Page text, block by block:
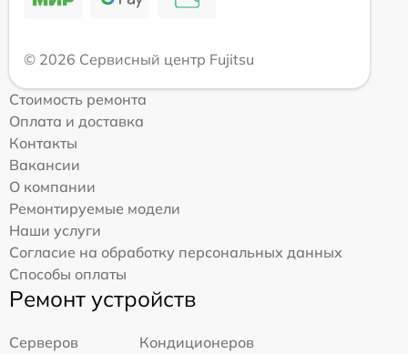
© 2026 Сервисный центр Fujitsu
Стоимость ремонта
Оплата и доставка
Контакты
Вакансии
О компании
Ремонтируемые модели
Наши услуги
Согласие на обработку персональных данных
Способы оплаты
Ремонт устройств
Серверов
Кондиционеров